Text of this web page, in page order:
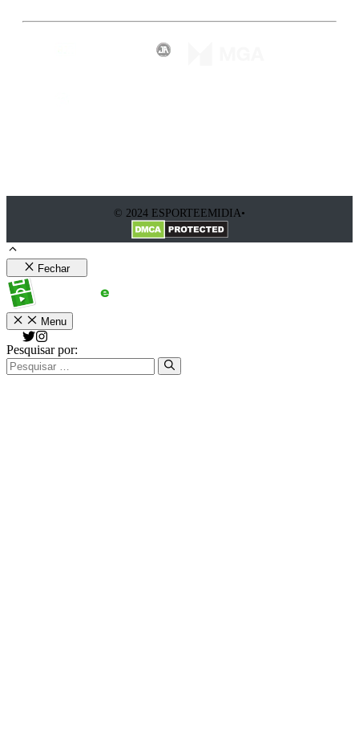
© 2024 ESPORTEEMIDIA•
Fechar
Menu
Pesquisar por: